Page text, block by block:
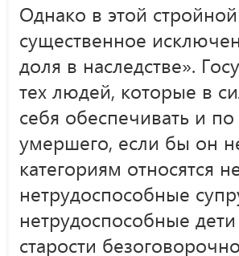
Однако в этой
существенное
доля в наследстве».
тех людей, которые в
себя обеспечивать и
умершего, если бы он
категориям относятся
нетрудоспособные
нетрудоспособные
старости